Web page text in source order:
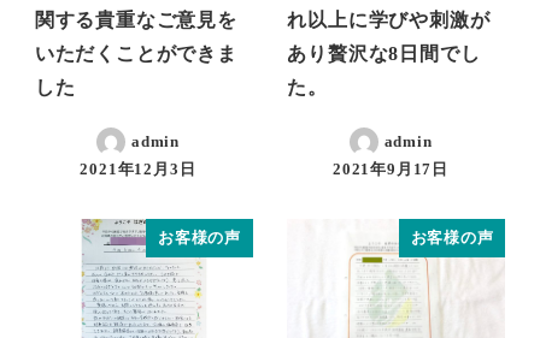
関する貴重なご意見を
いただくことができま
した
admin
2021年12月3日
れ以上に学びや刺激が
あり贅沢な8日間でし
た。
admin
2021年9月17日
お客様の声 お客様の声